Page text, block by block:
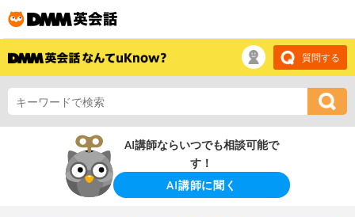
質問する
AI講師ならいつでも相談可能で
す！
AI講師に聞く